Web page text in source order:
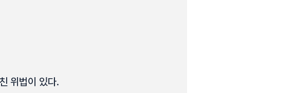
위법이 있다.